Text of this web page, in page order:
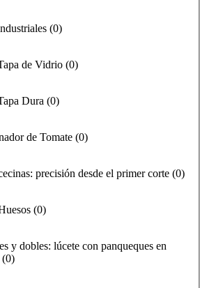
(0)
de Vidrio (0)
Dura (0)
de Tomate (0)
precisión desde el primer corte (0)
(0)
y dobles: lúcete con panqueques en
(0)